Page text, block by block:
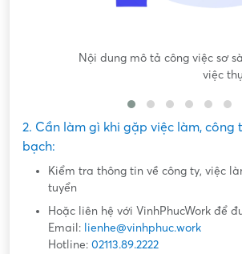
Nội dung mô tả công việc sơ sài, không
việc thực tế
2. Cần làm gì khi gặp việc làm, công
bạch:
Kiểm tra thông tin về công ty, việc
tuyển
Hoặc liên hệ với VinhPhucWork để
Email: lienhe@vinhphuc.work
Hotline: 02113.89.2222